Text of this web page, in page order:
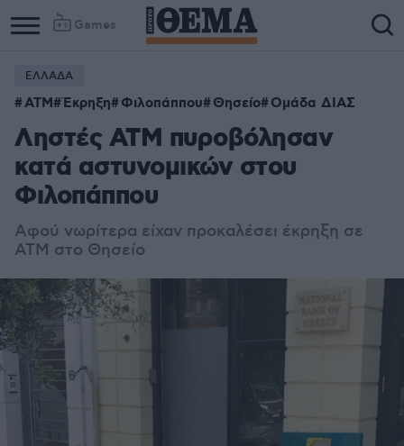
Games
ΕΛΛΑΔΑ
ΑΤΜ Έκρηξη Φιλοπάππου Θησείο Ομάδα ΔΙΑΣ
Ληστές ΑΤΜ πυροβόλησαν
κατά αστυνομικών στου
Φιλοπάππου
Αφού νωρίτερα είχαν προκαλέσει έκρηξη σε
ΑΤΜ στο Θησείο